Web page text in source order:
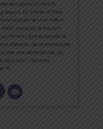
des sports collectifs
depuis 12 ans et le Trail
discipline c'est l'effort
pourquoi je me suis
formats que je prends le
espaces, de la montagne
une seule devise, ce
plus loin", alors ne
!!!